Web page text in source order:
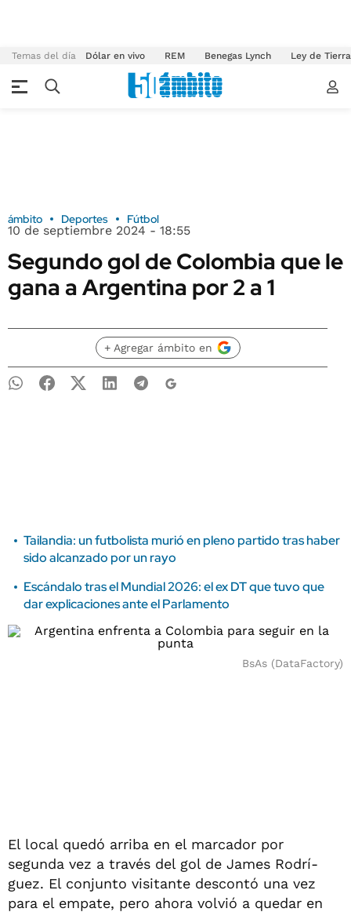
Temas del día Dólar en vivo REM Benegas Lynch Ley de
ámbito Deportes Fútbol
10 de septiembre 2024 - 18:55
Segundo gol de Colombia que le
gana a Argentina por 2 a 1
+ Agregar ámbito en
Tailandia: un futbolista murió en pleno partido tras haber
sido alcanzado por un rayo
Escándalo tras el Mundial 2026: el ex DT que tuvo que
dar explicaciones ante el Parlamento
BsAs (DataFactory)
El local quedó arriba en el marcador por
segunda vez a través del gol de James Rodrí­
guez. El conjunto visitante descontó una vez
para el empate, pero ahora volvió a quedar en